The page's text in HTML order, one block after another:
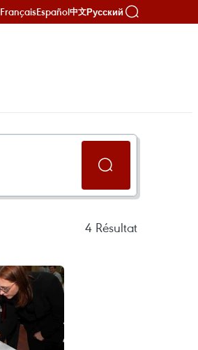
FrançaisEspañol中文Русский
4 Résultat